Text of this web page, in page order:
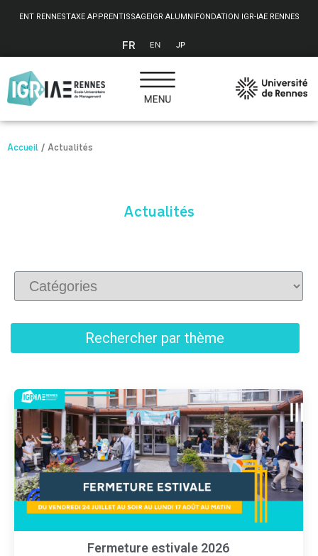
ENT RENNESTAXE APPRENTISSAGEIGR ALUMNIFONDATION IGR-IAE RENNES
FR EN JP
Accueil / Actualités
Actualités
Rechercher par thème
Fermeture estivale 2026